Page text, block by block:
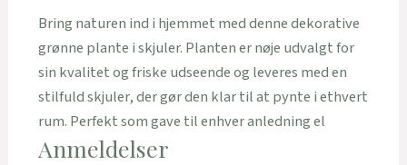
Bring naturen ind i hjemmet med denne dekorative
grønne plante i skjuler. Planten er nøje udvalgt for
sin kvalitet og friske udseende og leveres med en
stilfuld skjuler, der gør den klar til at pynte i ethvert
rum. Perfekt som gave til enhver anledning el
Anmeldelser